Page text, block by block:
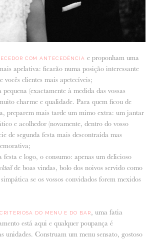
COM ANTECEDÊNCIA e proponham uma
apelativa: ficarão numa posição interessante
vocês clientes mais apetecíveis;
(exactamente à medida das vossas
charme e qualidade. Para quem ficou de
preparem mais tarde um mimo extra: um jantar
e acolhedor (novamente, dentro do vosso
de segunda festa mais descontraída mas
festa e logo, o consumo: apenas um delicioso
de boas vindas, bolo dos noivos servido como
se os vossos convidados forem mexidos
DO MENU E DO BAR, uma fatia
está aqui e qualquer poupança é
unidades. Construam um menu sensato, gostoso